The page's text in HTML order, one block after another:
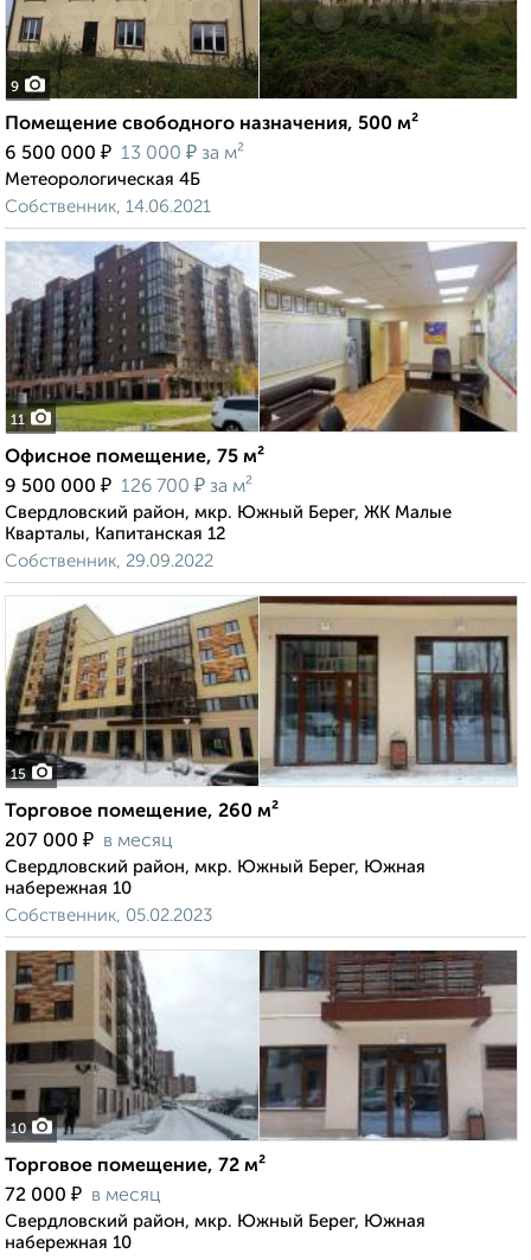
9
Помещение свободного назначения, 500 м²
6 500 000 ₽ 13 000 ₽ за м²
Метеорологическая 4Б
Собственник, 14.06.2021
11
Офисное помещение, 75 м²
9 500 000 ₽ 126 700 ₽ за м²
Свердловский район, мкр. Южный Берег, ЖК Малые
Кварталы, Капитанская 12
Собственник, 29.09.2022
15
Торговое помещение, 260 м²
207 000 ₽ в месяц
Свердловский район, мкр. Южный Берег, Южная
набережная 10
Собственник, 05.02.2023
10
Торговое помещение, 72 м²
72 000 ₽ в месяц
Свердловский район, мкр. Южный Берег, Южная
набережная 10